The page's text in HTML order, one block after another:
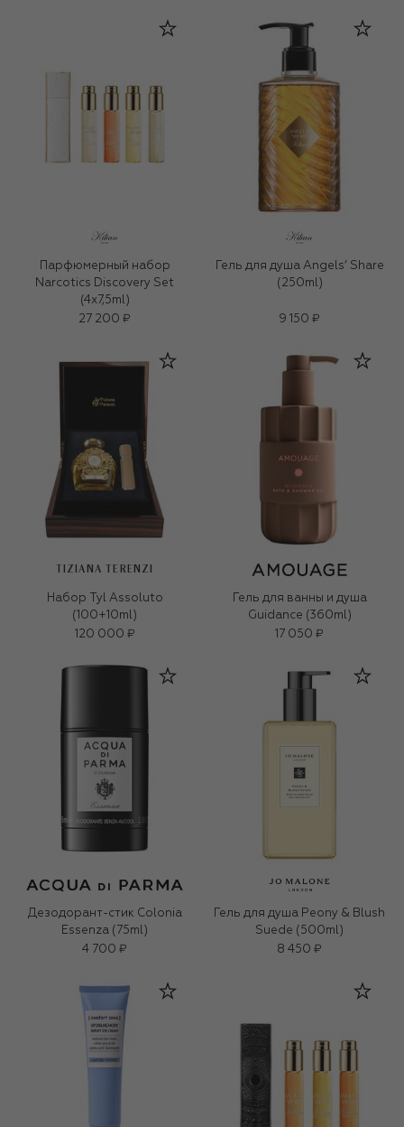
Парфюмерный набор
Narcotics Discovery Set
(4x7,5ml)
27 200 ₽
Гель для душа Angels’ Share
(250ml)
9 150 ₽
TIZIANA TERENZI
Набор Tyl Assoluto
(100+10ml)
120 000 ₽
Гель для ванны и душа
Guidance (360ml)
17 050 ₽
Дезодорант-стик Colonia
Essenza (75ml)
4 700 ₽
Гель для душа Peony & Blush
Suede (500ml)
8 450 ₽